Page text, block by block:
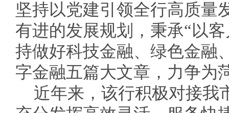
坚持以党建引领全行高质量
有进的发展规划，秉承“以
持做好科技金融、绿色金融
字金融五篇大文章，力争为
近年来，该行积极对接我